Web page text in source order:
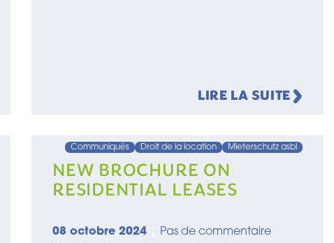
LIRE LA SUITE
Communiqués Droit de la location Mieterschutz asbl
NEW BROCHURE ON
RESIDENTIAL LEASES
08 octobre 2024 Pas de commentaire